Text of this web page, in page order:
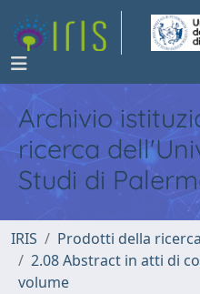
Archivio
ricerca
Studi di
IRIS Prodotti della ricerca
2.08 Abstract in atti di
volume